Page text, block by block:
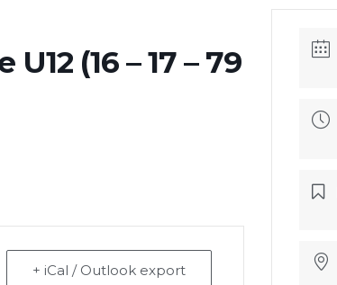
(16 – 17 – 79
+ iCal / Outlook export